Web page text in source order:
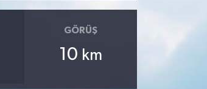
GÖRÜŞ
10 km